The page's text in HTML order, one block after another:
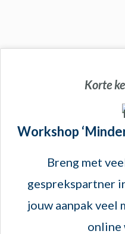
Korte
Workshop
Breng met
gesprekspartner
jouw aanpak veel
online